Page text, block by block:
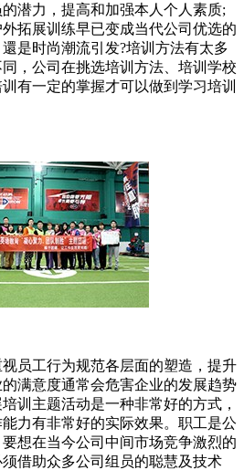
潜力，提高和加强本人个人素质;
拓展训练早已变成当代公司优选的
是时尚潮流引发?培训方法有太多
，公司在挑选培训方法、培训学校
有一定的掌握才可以做到学习培训
员工行为规范各层面的塑造，提升
满意度通常会危害企业的发展趋势
训主题活动是一种非常好的方式，
力有非常好的实际效果。职工是公
想在当今公司中间市场竞争激烈的
借助众多公司组员的聪慧及技术